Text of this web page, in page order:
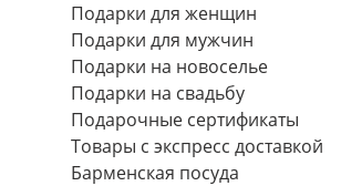
Подарки для женщин
Подарки для мужчин
Подарки на новоселье
Подарки на свадьбу
Подарочные сертификаты
Товары с экспресс доставкой
Барменская посуда